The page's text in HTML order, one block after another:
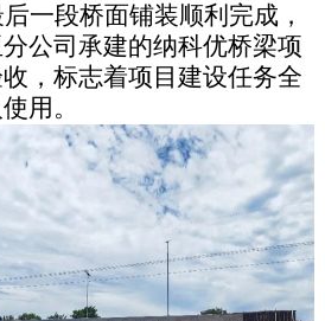
一段桥面铺装顺利完成，
公司承建的纳科优桥梁项
，标志着项目建设任务全
用。